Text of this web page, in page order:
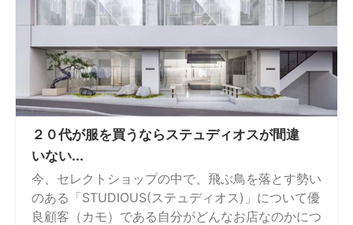
２０代が服を買うならステュディオスが間違
いない...
今、セレクトショップの中で、飛ぶ鳥を落とす勢い
のある「STUDIOUS(ステュディオス)」について優
良顧客（カモ）である自分がどんなお店なのかにつ